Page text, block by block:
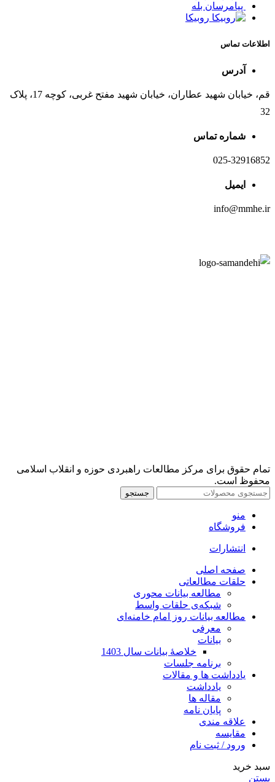
پیامرسان بله
روبیکا
اطلاعات تماس
آدرس
قم، خیابان شهید عطاران، خیابان شهید مفتح غربی، کوچه 17، پلاک
32
شماره تماس
025-32916852
ایمیل
info@mmhe.ir
تمام حقوق برای مرکز مطالعات راهبردی حوزه و انقلاب اسلامی
محفوظ است.
جستجو
منو
فروشگاه
انتشارات
صفحه اصلی
حلقات مطالعاتی
مطالعه بیانات محوری
شبکه‌ی حلقات واسط
مطالعه بیانات روز امام خامنه‌ای
معرفی
بیانات
خلاصۀ بیانات سال 1403
برنامه جلسات
یادداشت ها و مقالات
یادداشت
مقاله ها
پایان نامه
علاقه مندی
مقایسه
ورود / ثبت نام
سبد خرید
بستن